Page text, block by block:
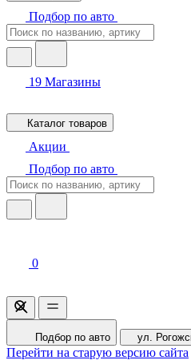
Подбор по авто
19 Магазины
Каталог товаров
Акции
Подбор по авто
0
Подбор по авто ул.
Перейти на старую версию сайта